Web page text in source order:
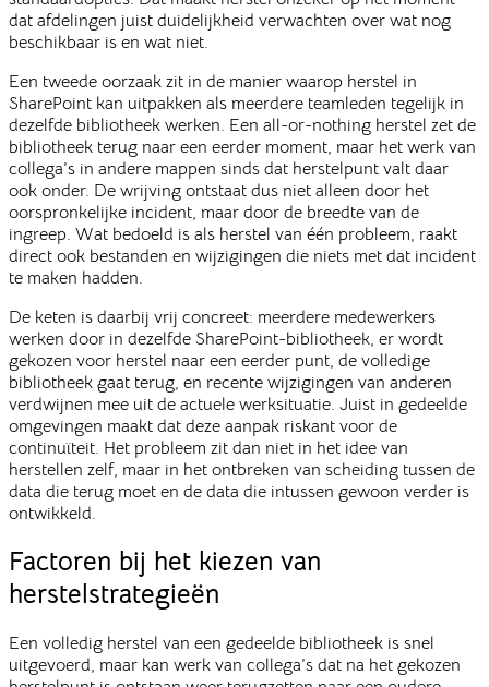
dat afdelingen juist duidelijkheid verwachten over wat nog
beschikbaar is en wat niet.
Een tweede oorzaak zit in de manier waarop herstel in
SharePoint kan uitpakken als meerdere teamleden tegelijk in
dezelfde bibliotheek werken. Een all-or-nothing herstel zet de
bibliotheek terug naar een eerder moment, maar het werk van
collega’s in andere mappen sinds dat herstelpunt valt daar
ook onder. De wrijving ontstaat dus niet alleen door het
oorspronkelijke incident, maar door de breedte van de
ingreep. Wat bedoeld is als herstel van één probleem, raakt
direct ook bestanden en wijzigingen die niets met dat incident
te maken hadden.
De keten is daarbij vrij concreet: meerdere medewerkers
werken door in dezelfde SharePoint-bibliotheek, er wordt
gekozen voor herstel naar een eerder punt, de volledige
bibliotheek gaat terug, en recente wijzigingen van anderen
verdwijnen mee uit de actuele werksituatie. Juist in gedeelde
omgevingen maakt dat deze aanpak riskant voor de
continuïteit. Het probleem zit dan niet in het idee van
herstellen zelf, maar in het ontbreken van scheiding tussen de
data die terug moet en de data die intussen gewoon verder is
ontwikkeld.
Factoren bij het kiezen van
herstelstrategieën
Een volledig herstel van een gedeelde bibliotheek is snel
uitgevoerd, maar kan werk van collega’s dat na het gekozen